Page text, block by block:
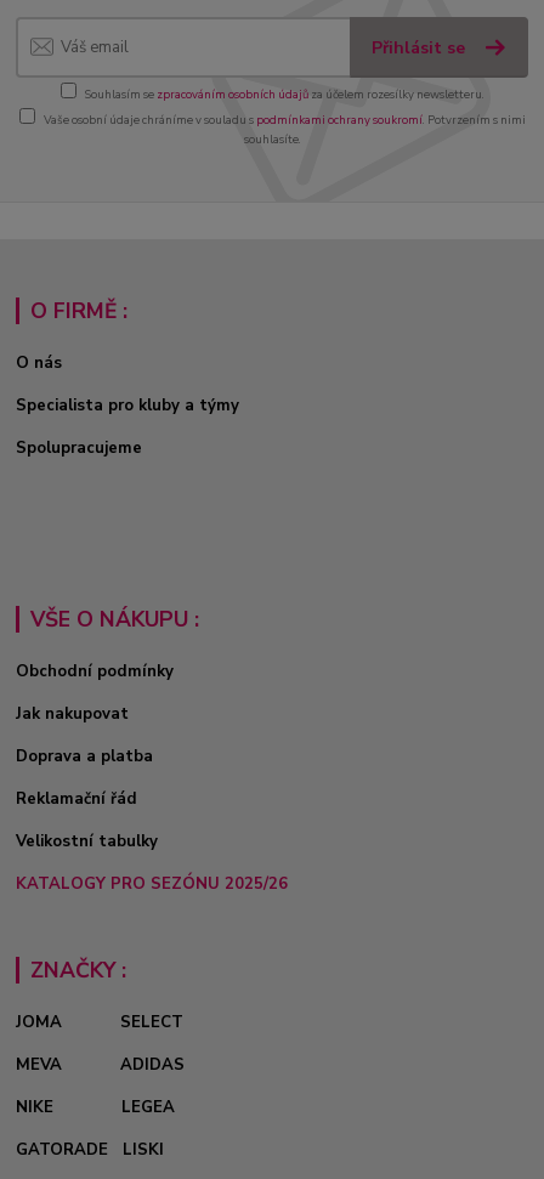
Přihlásit se
Souhlasím se zpracováním osobních údajůza účelem rozesílky newsletteru.
Vaše osobní údaje chráníme v souladu s podmínkami ochrany soukromí. Potvrzením s nimi
souhlasíte.
O FIRMĚ :
O nás
Specialista pro kluby a týmy
Spolupracujeme
VŠE O NÁKUPU :
Obchodní podmínky
Jak nakupovat
Doprava a platba
Reklamační řád
Velikostní tabulky
KATALOGY PRO SEZÓNU 2025/26
ZNAČKY :
JOMA
SELECT
MEVA
ADIDAS
NIKE
LEGEA
GATORADE
LISKI